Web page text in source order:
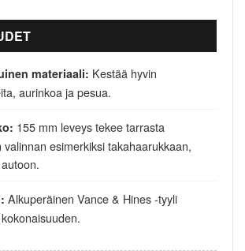
materiaali: Kestää hyvin
aurinkoa ja pesua.
155 mm leveys tekee tarrasta
valinnan esimerkiksi takahaarukkaan,
Alkuperäinen Vance & Hines -tyyli